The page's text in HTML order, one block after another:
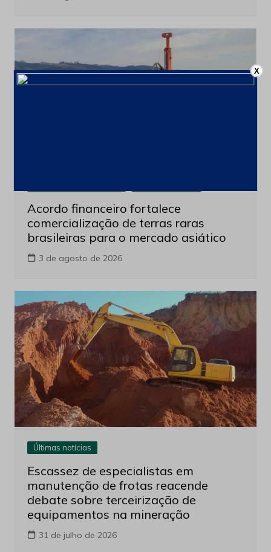
Acordo financeiro fortalece
comercialização de terras raras
brasileiras para o mercado asiático
3 de agosto de 2026
Últimas notícias
Escassez de especialistas em
manutenção de frotas reacende
debate sobre terceirização de
equipamentos na mineração
31 de julho de 2026
X